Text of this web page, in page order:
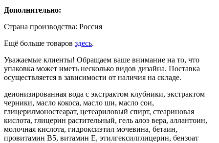
Дополнительно:
Страна производства: Россия
Ещё больше товаров здесь.
Уважаемые клиенты! Обращаем ваше внимание на то, что
упаковка может иметь несколько видов дизайна. Поставка
осуществляется в зависимости от наличия на складе.
деионизированная вода с экстрактом клубники, экстрактом
черники, масло кокоса, масло ши, масло сои,
глицерилмоностеарат, цетеариловый спирт, стеариновая
кислота, глицерин растительный, гель алоэ вера, аллантоин,
молочная кислота, гидроксиэтил мочевина, бетаин,
провитамин В5, витамин Е, этилгексилглицерин, бензоат